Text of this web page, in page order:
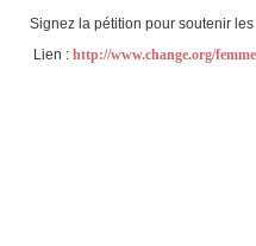
Signez la pétition pour soutenir
Lien : http://www.change.org/